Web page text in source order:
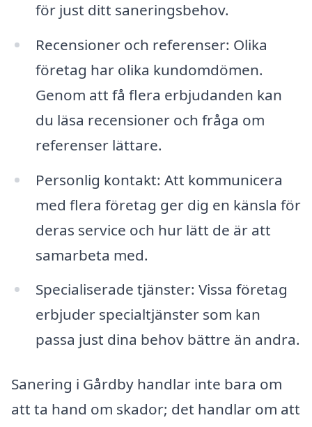
för just ditt saneringsbehov.
Recensioner och referenser: Olika
företag har olika kundomdömen.
Genom att få flera erbjudanden kan
du läsa recensioner och fråga om
referenser lättare.
Personlig kontakt: Att kommunicera
med flera företag ger dig en känsla för
deras service och hur lätt de är att
samarbeta med.
Specialiserade tjänster: Vissa företag
erbjuder specialtjänster som kan
passa just dina behov bättre än andra.
Sanering i Gårdby handlar inte bara om
att ta hand om skador; det handlar om att